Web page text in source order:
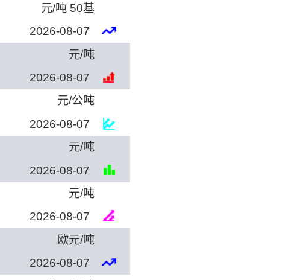
元/吨 50基
2026-08-07
元/吨
2026-08-07
元/公吨
2026-08-07
元/吨
2026-08-07
元/吨
2026-08-07
欧元/吨
2026-08-07